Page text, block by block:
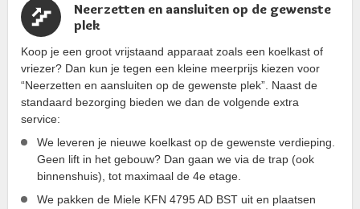
Neerzetten en aansluiten op de gewenste
plek
Koop je een groot vrijstaand apparaat zoals een koelkast of
vriezer? Dan kun je tegen een kleine meerprijs kiezen voor
“Neerzetten en aansluiten op de gewenste plek”. Naast de
standaard bezorging bieden we dan de volgende extra
service:
We leveren je nieuwe koelkast op de gewenste verdieping.
Geen lift in het gebouw? Dan gaan we via de trap (ook
binnenshuis), tot maximaal de 4e etage.
We pakken de Miele KFN 4795 AD BST uit en plaatsen